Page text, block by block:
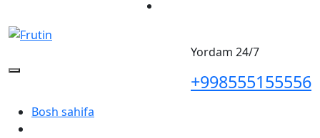
Yordam 24/7
+998555155556
Bosh sahifa